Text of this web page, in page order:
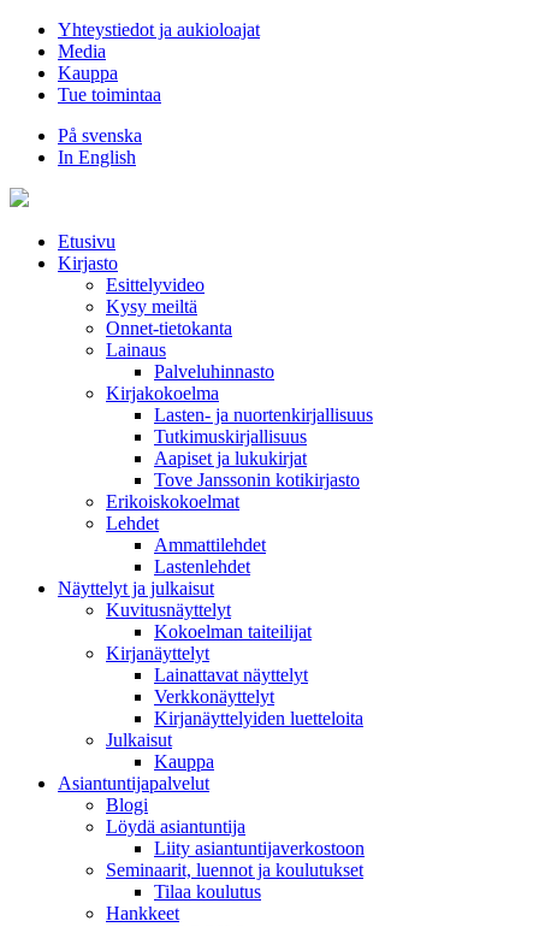
Hyppää
sisältöön
Yhteystiedot ja aukioloajat
Media
Kauppa
Tue toimintaa
På svenska
In English
Etusivu
Kirjasto
Esittelyvideo
Kysy meiltä
Onnet-tietokanta
Lainaus
Palveluhinnasto
Kirjakokoelma
Lasten- ja nuortenkirjallisuus
Tutkimuskirjallisuus
Aapiset ja lukukirjat
Tove Janssonin kotikirjasto
Erikoiskokoelmat
Lehdet
Ammattilehdet
Lastenlehdet
Näyttelyt ja julkaisut
Kuvitusnäyttelyt
Kokoelman taiteilijat
Kirjanäyttelyt
Lainattavat näyttelyt
Verkkonäyttelyt
Kirjanäyttelyiden luetteloita
Julkaisut
Kauppa
Asiantuntija­palvelut
Blogi
Löydä asiantuntija
Liity asiantuntijaverkostoon
Seminaarit, luennot ja koulutukset
Tilaa koulutus
Hankkeet